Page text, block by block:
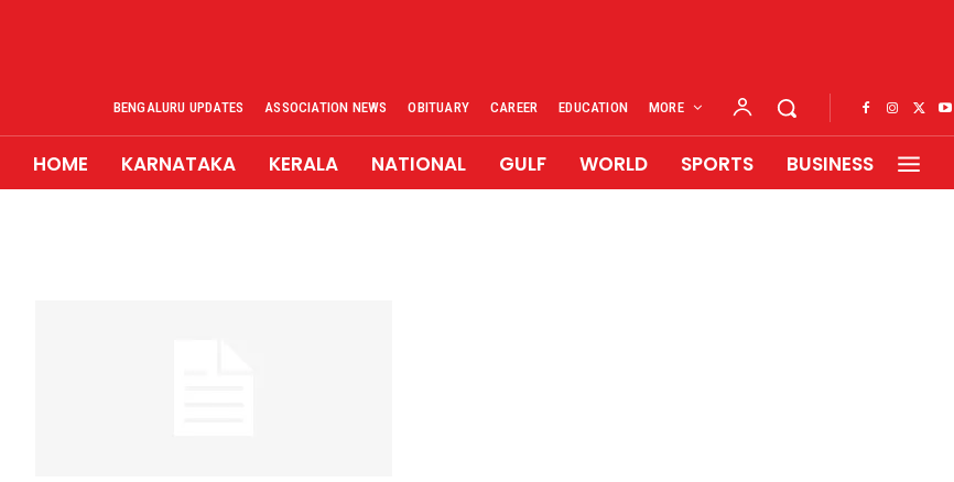
BENGALURU UPDATES ASSOCIATION NEWS OBITUARY CAREER EDUCATION MORE
HOME KARNATAKA KERALA NATIONAL GULF WORLD SPORTS BUSINESS